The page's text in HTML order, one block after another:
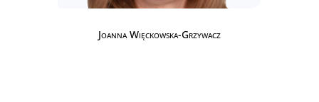
Joanna Więckowska-Grzywacz